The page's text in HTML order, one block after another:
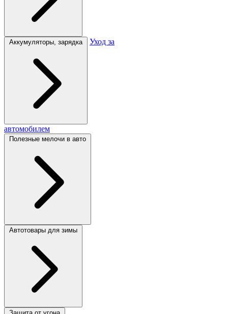
Аккумуляторы, зарядка Уход за
автомобилем
Полезные мелочи в авто
Автотовары для зимы